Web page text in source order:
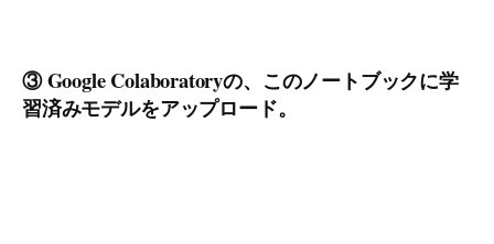
③ Google Colaboratoryの、このノートブックに学
習済みモデルをアップロード。